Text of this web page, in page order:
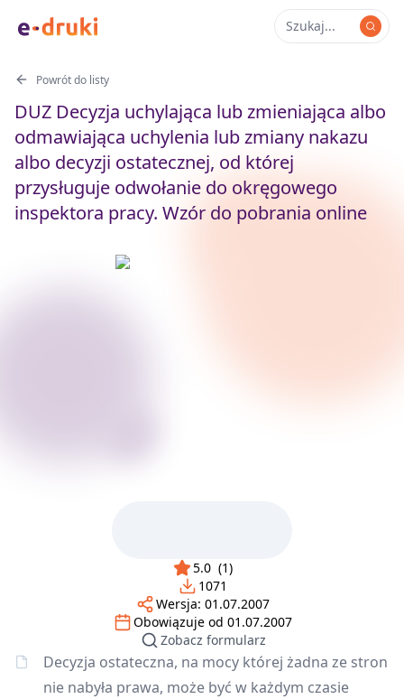
Powrót do listy
DUZ Decyzja uchylająca lub zmieniająca albo
odmawiająca uchylenia lub zmiany nakazu
albo decyzji ostatecznej, od której
przysługuje odwołanie do okręgowego
inspektora pracy. Wzór do pobrania online
5.0 (1)
1071
Wersja: 01.07.2007
Obowiązuje od 01.07.2007
Zobacz formularz
Decyzja ostateczna, na mocy której żadna ze stron
nie nabyła prawa, może być w każdym czasie